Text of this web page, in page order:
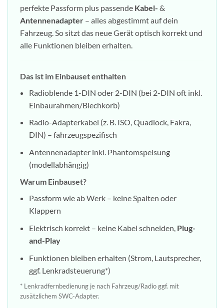
perfekte Passform plus passende Kabel- &
Antennenadapter – alles abgestimmt auf dein
Fahrzeug. So sitzt das neue Gerät optisch korrekt und
alle Funktionen bleiben erhalten.
Das ist im Einbauset enthalten
Radioblende 1-DIN oder 2-DIN (bei 2-DIN oft inkl.
Einbaurahmen/Blechkorb)
Radio-Adapterkabel (z. B. ISO, Quadlock, Fakra,
DIN) – fahrzeugspezifisch
Antennenadapter inkl. Phantomspeisung
(modellabhängig)
Warum Einbauset?
Passform wie ab Werk – keine Spalten oder
Klappern
Elektrisch korrekt – keine Kabel schneiden, Plug-
and-Play
Funktionen bleiben erhalten (Strom, Lautsprecher,
ggf. Lenkradsteuerung*)
* Lenkradfernbedienung je nach Fahrzeug/Radio ggf. mit
zusätzlichem SWC-Adapter.